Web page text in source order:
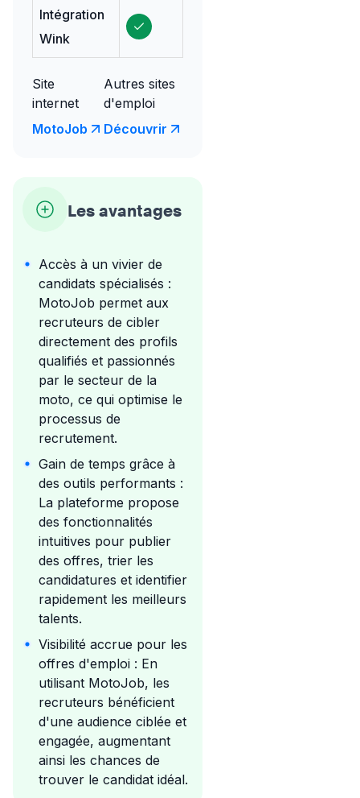
Intégration
Wink
Site
internet
MotoJob
Autres sites
d'emploi
Découvrir
Les avantages
Accès à un vivier de
candidats spécialisés :
MotoJob permet aux
recruteurs de cibler
directement des profils
qualifiés et passionnés
par le secteur de la
moto, ce qui optimise le
processus de
recrutement.
Gain de temps grâce à
des outils performants :
La plateforme propose
des fonctionnalités
intuitives pour publier
des offres, trier les
candidatures et identifier
rapidement les meilleurs
talents.
Visibilité accrue pour les
offres d'emploi : En
utilisant MotoJob, les
recruteurs bénéficient
d'une audience ciblée et
engagée, augmentant
ainsi les chances de
trouver le candidat idéal.